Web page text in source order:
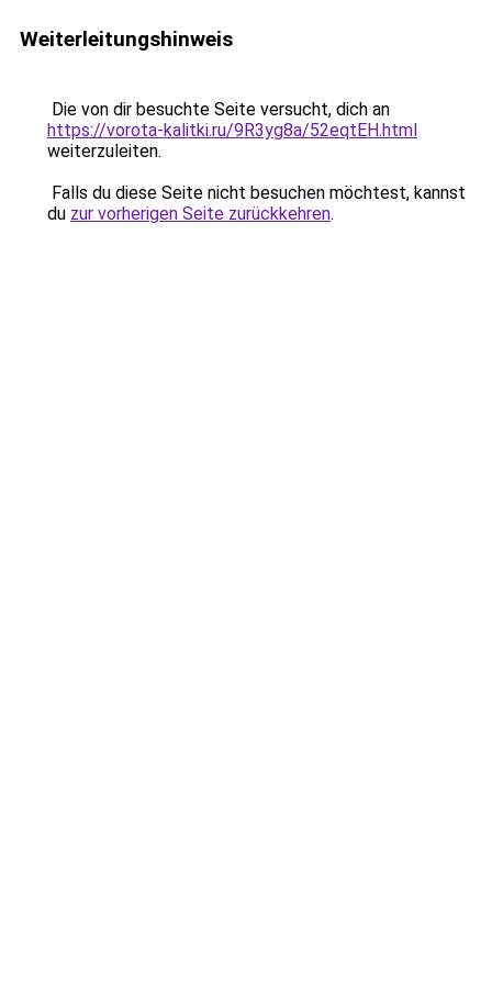
Weiterleitungshinweis
Die von dir besuchte Seite versucht, dich an
https://vorota-kalitki.ru/9R3yg8a/52eqtEH.html
weiterzuleiten.
Falls du diese Seite nicht besuchen möchtest, kannst
du zur vorherigen Seite zurückkehren.